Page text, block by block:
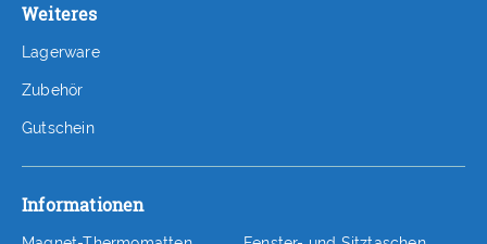
Weiteres
Lagerware
Zubehör
Gutschein
Informationen